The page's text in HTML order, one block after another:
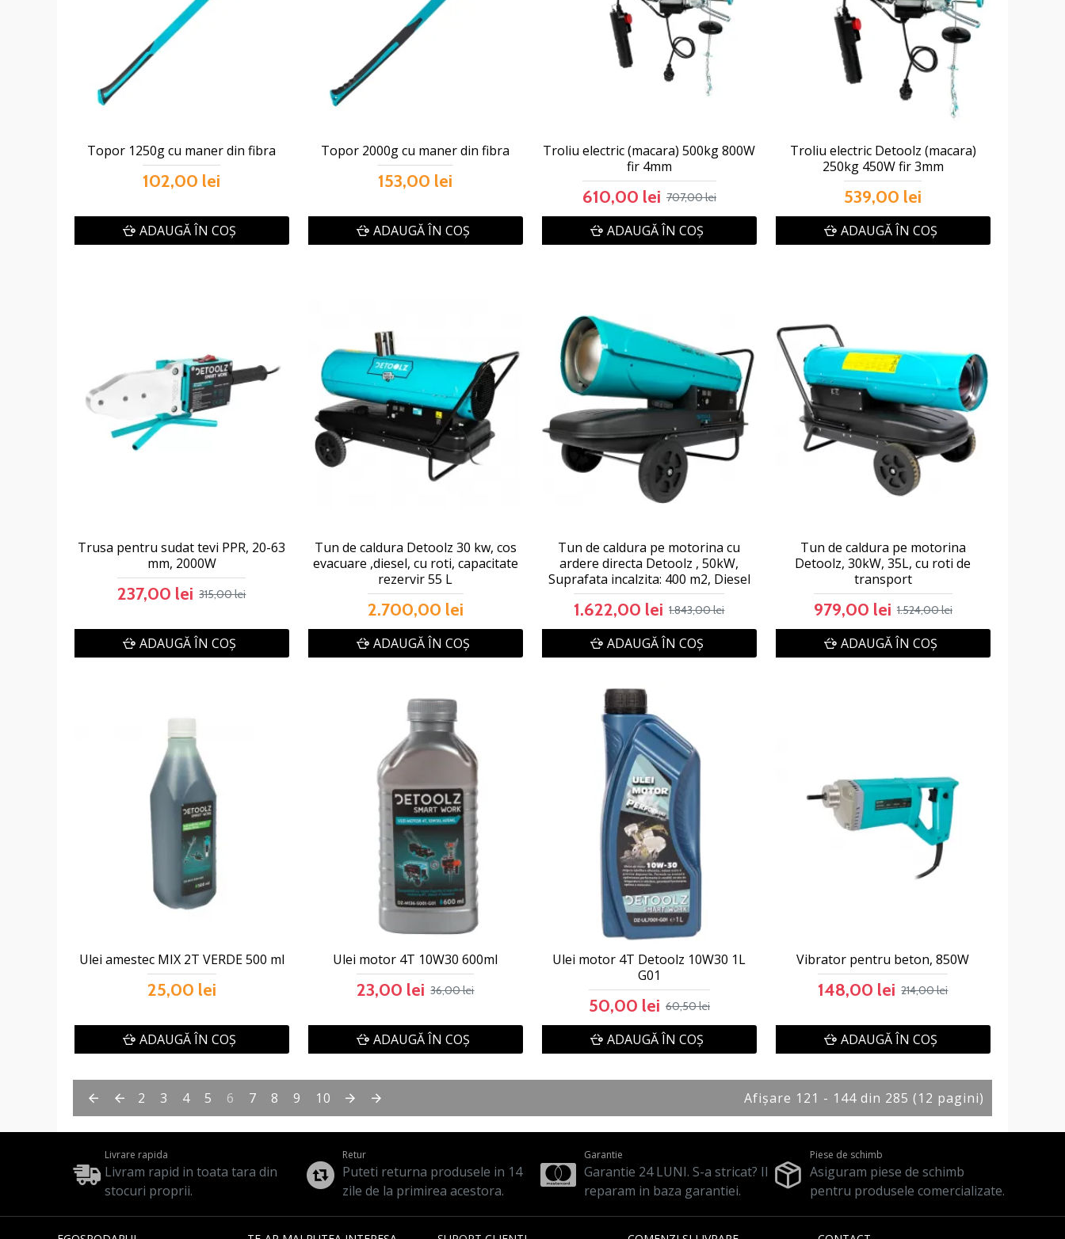
Topor 1250g cu maner din fibra
102,00 lei
ADAUGĂ ÎN COŞ
Topor 2000g cu maner din fibra
153,00 lei
ADAUGĂ ÎN COŞ
Troliu electric (macara) 500kg 800W
fir 4mm
610,00 lei 707,00 lei
ADAUGĂ ÎN COŞ
Troliu electric Detoolz (macara)
250kg 450W fir 3mm
539,00 lei
ADAUGĂ ÎN COŞ
Trusa pentru sudat tevi PPR, 20-63
mm, 2000W
237,00 lei 315,00 lei
ADAUGĂ ÎN COŞ
Tun de caldura Detoolz 30 kw, cos
evacuare ,diesel, cu roti, capacitate
rezervir 55 L
2.700,00 lei
ADAUGĂ ÎN COŞ
Tun de caldura pe motorina cu
ardere directa Detoolz , 50kW,
Suprafata incalzita: 400 m2, Diesel
1.622,00 lei 1.843,00 lei
ADAUGĂ ÎN COŞ
Tun de caldura pe motorina
Detoolz, 30kW, 35L, cu roti de
transport
979,00 lei 1.524,00 lei
ADAUGĂ ÎN COŞ
Ulei amestec MIX 2T VERDE 500 ml
25,00 lei
ADAUGĂ ÎN COŞ
Ulei motor 4T 10W30 600ml
23,00 lei 36,00 lei
ADAUGĂ ÎN COŞ
Ulei motor 4T Detoolz 10W30 1L
G01
50,00 lei 60,50 lei
ADAUGĂ ÎN COŞ
Vibrator pentru beton, 850W
148,00 lei 214,00 lei
ADAUGĂ ÎN COŞ
2 3 4 5 6 7 8 9 10 Afişare 121 - 144 din 285 (12 pagini)
Livrare rapida
Livram rapid in toata tara din
stocuri proprii.
Retur
Puteti returna produsele in 14
zile de la primirea acestora.
Garantie
Garantie 24 LUNI. S-a stricat? Il
reparam in baza garantiei.
Piese de schimb
Asiguram piese de schimb
pentru produsele comercializate.